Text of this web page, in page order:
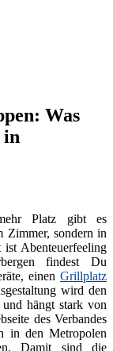
Was
in
Platz gibt es
Zimmer, sondern in
ist Abenteuerfeeling
findest Du
einen Grillplatz
wird den
hängt stark von
des Verbandes
in den Metropolen
Damit sind die